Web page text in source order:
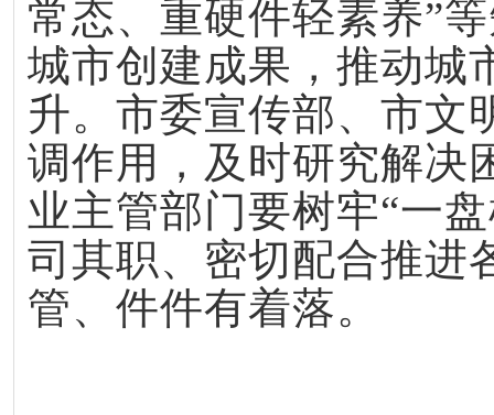
常态、重硬件轻素养”
城市创建成果，推动城
升。市委宣传部、市文
调作用，及时研究解决
业主管部门要树牢“一
司其职、密切配合推进
管、件件有着落。